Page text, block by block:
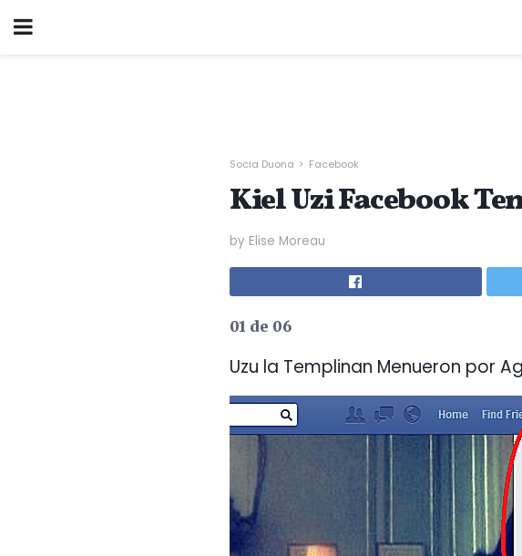
Socia Duona Facebook
Kiel Uzi Facebook
by Elise Moreau
01 de 06
Uzu la Templinan Menueron por